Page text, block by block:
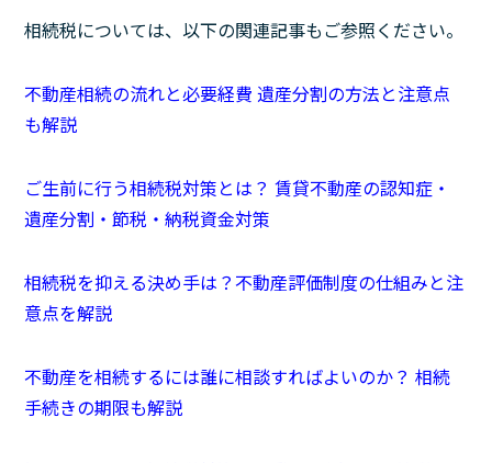
相続税については、以下の関連記事もご参照ください。
不動産相続の流れと必要経費 遺産分割の方法と注意点
も解説
ご生前に行う相続税対策とは？ 賃貸不動産の認知症・
遺産分割・節税・納税資金対策
相続税を抑える決め手は？不動産評価制度の仕組みと注
意点を解説
不動産を相続するには誰に相談すればよいのか？ 相続
手続きの期限も解説